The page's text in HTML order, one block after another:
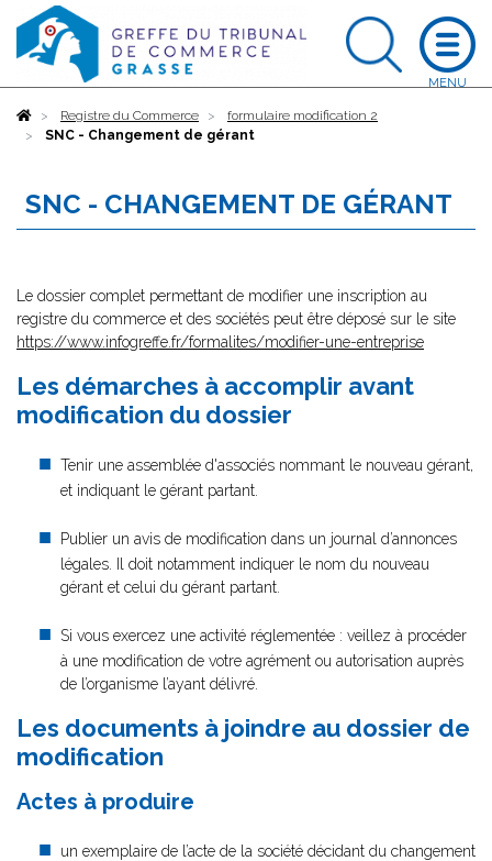
AccueilRegistre du Commerce
formulaire modification 2
SNC - Changement de gérant
SNC - CHANGEMENT DE GÉRANT
Le dossier complet permettant de modifier une inscription au
registre du commerce et des sociétés peut être déposé sur le site
https://www.infogreffe.fr/formalites/modifier-une-entreprise
Les démarches à accomplir avant
modification du dossier
Tenir une assemblée d'associés nommant le nouveau gérant,
et indiquant le gérant partant.
Publier un avis de modification dans un journal d’annonces
légales. Il doit notamment indiquer le nom du nouveau
gérant et celui du gérant partant.
Si vous exercez une activité réglementée : veillez à procéder
à une modification de votre agrément ou autorisation auprès
de l’organisme l’ayant délivré.
Les documents à joindre au dossier de
modification
Actes à produire
un exemplaire de l’acte de la société décidant du changement